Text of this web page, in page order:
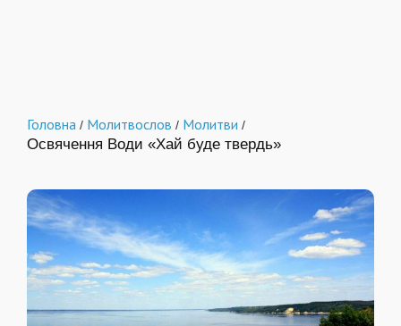
Головна / Молитвослов / Молитви /
Освячення Води «Хай буде твердь»